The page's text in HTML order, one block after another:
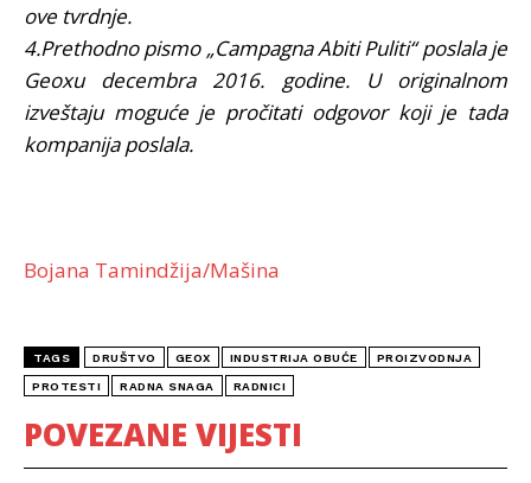
ove tvrdnje.
4.Prethodno pismo „Campagna Abiti Puliti“ poslala je
Geoxu decembra 2016. godine. U originalnom
izveštaju moguće je pročitati odgovor koji je tada
kompanija poslala.
Bojana Tamindžija/Mašina
TAGS DRUŠTVO GEOX INDUSTRIJA OBUĆE PROIZVODNJA
PROTESTI RADNA SNAGA RADNICI
POVEZANE VIJESTI